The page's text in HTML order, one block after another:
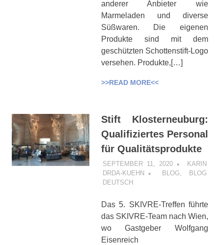
anderer Anbieter wie
Marmeladen und diverse
Süßwaren. Die eigenen
Produkte sind mit dem
geschützten Schottenstift-Logo
versehen. Produkte,[…]
>>READ MORE<<
Stift Klosterneuburg:
Qualifiziertes Personal
für Qualitätsprodukte
SEPTEMBER 11, 2020
KARIN
DRDA-KUEHN
BLOG,
BLOG
DEUTSCH
Das 5. SKIVRE-Treffen führte
das SKIVRE-Team nach Wien,
wo Gastgeber Wolfgang
Eisenreich